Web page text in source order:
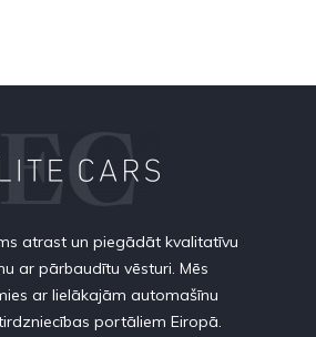
atrast un piegādāt kvalitatīvu
ar pārbaudītu vēsturi. Mēs
ar lielākajām automašīnu
portāliem Eiropā.